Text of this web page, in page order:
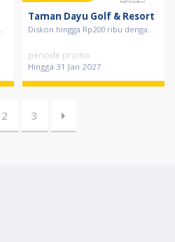
Taman Dayu Golf & Resort
Diskon hingga Rp200 ribu denga...
periode promo
Hingga 31 Jan 2027
2 3